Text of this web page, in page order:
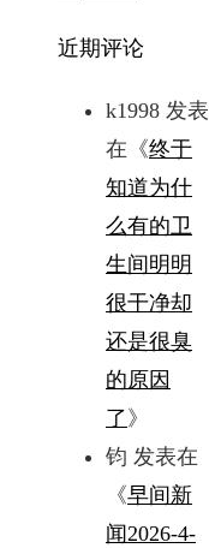
近期评论
k1998 发表
在《终于
知道为什
么有的卫
生间明明
很干净却
还是很臭
的原因
了 》
钧 发表在
《早间新
闻2026-4-